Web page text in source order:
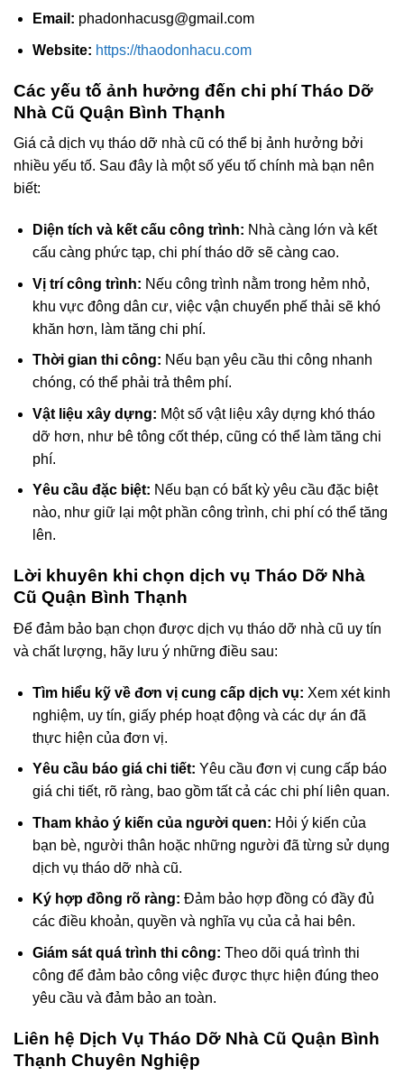
Email: phadonhacusg@gmail.com
Website: https://thaodonhacu.com
Các yếu tố ảnh hưởng đến chi phí Tháo Dỡ
Nhà Cũ Quận Bình Thạnh
Giá cả dịch vụ tháo dỡ nhà cũ có thể bị ảnh hưởng bởi
nhiều yếu tố. Sau đây là một số yếu tố chính mà bạn nên
biết:
Diện tích và kết cấu công trình: Nhà càng lớn và kết
cấu càng phức tạp, chi phí tháo dỡ sẽ càng cao.
Vị trí công trình: Nếu công trình nằm trong hẻm nhỏ,
khu vực đông dân cư, việc vận chuyển phế thải sẽ khó
khăn hơn, làm tăng chi phí.
Thời gian thi công: Nếu bạn yêu cầu thi công nhanh
chóng, có thể phải trả thêm phí.
Vật liệu xây dựng: Một số vật liệu xây dựng khó tháo
dỡ hơn, như bê tông cốt thép, cũng có thể làm tăng chi
phí.
Yêu cầu đặc biệt: Nếu bạn có bất kỳ yêu cầu đặc biệt
nào, như giữ lại một phần công trình, chi phí có thể tăng
lên.
Lời khuyên khi chọn dịch vụ Tháo Dỡ Nhà
Cũ Quận Bình Thạnh
Để đảm bảo bạn chọn được dịch vụ tháo dỡ nhà cũ uy tín
và chất lượng, hãy lưu ý những điều sau:
Tìm hiểu kỹ về đơn vị cung cấp dịch vụ: Xem xét kinh
nghiệm, uy tín, giấy phép hoạt động và các dự án đã
thực hiện của đơn vị.
Yêu cầu báo giá chi tiết: Yêu cầu đơn vị cung cấp báo
giá chi tiết, rõ ràng, bao gồm tất cả các chi phí liên quan.
Tham khảo ý kiến của người quen: Hỏi ý kiến của
bạn bè, người thân hoặc những người đã từng sử dụng
dịch vụ tháo dỡ nhà cũ.
Ký hợp đồng rõ ràng: Đảm bảo hợp đồng có đầy đủ
các điều khoản, quyền và nghĩa vụ của cả hai bên.
Giám sát quá trình thi công: Theo dõi quá trình thi
công để đảm bảo công việc được thực hiện đúng theo
yêu cầu và đảm bảo an toàn.
Liên hệ Dịch Vụ Tháo Dỡ Nhà Cũ Quận Bình
Thạnh Chuyên Nghiệp